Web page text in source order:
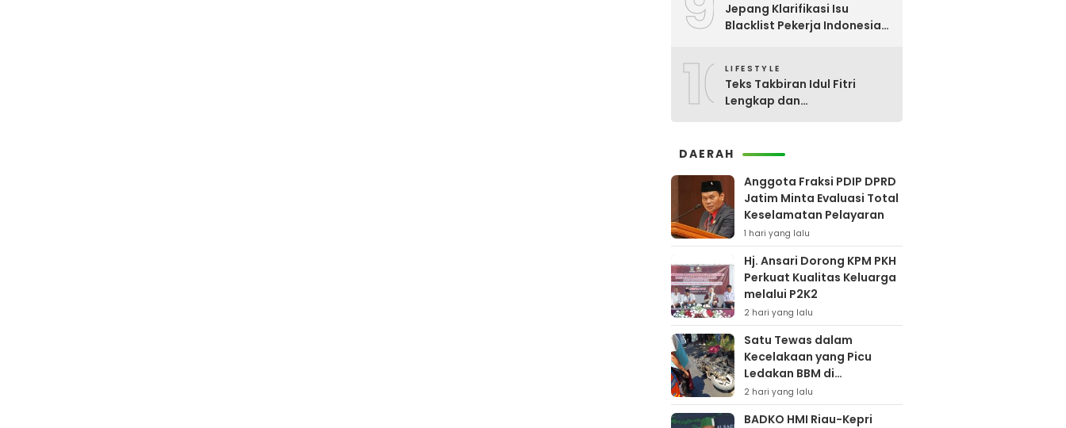
Jepang Klarifikasi Isu
Blacklist Pekerja Indonesia,
10LIFESTYLE
Teks Takbiran Idul Fitri
Lengkap dan
DAERAH
Anggota Fraksi PDIP DPRD
Jatim Minta Evaluasi Total
Keselamatan Pelayaran
1 hari yang lalu
Hj. Ansari Dorong KPM PKH
Perkuat Kualitas Keluarga
melalui P2K2
2 hari yang lalu
Satu Tewas dalam
Kecelakaan yang Picu
Ledakan BBM di
Pamekasan
2 hari yang lalu
BADKO HMI Riau-Kepri